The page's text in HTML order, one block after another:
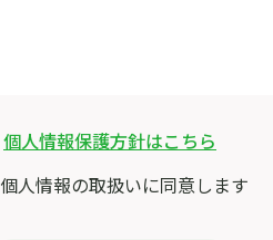
個人情報保護方針はこちら
個人情報の取扱いに同意します